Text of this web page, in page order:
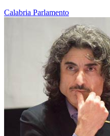
Calabria Parlamento